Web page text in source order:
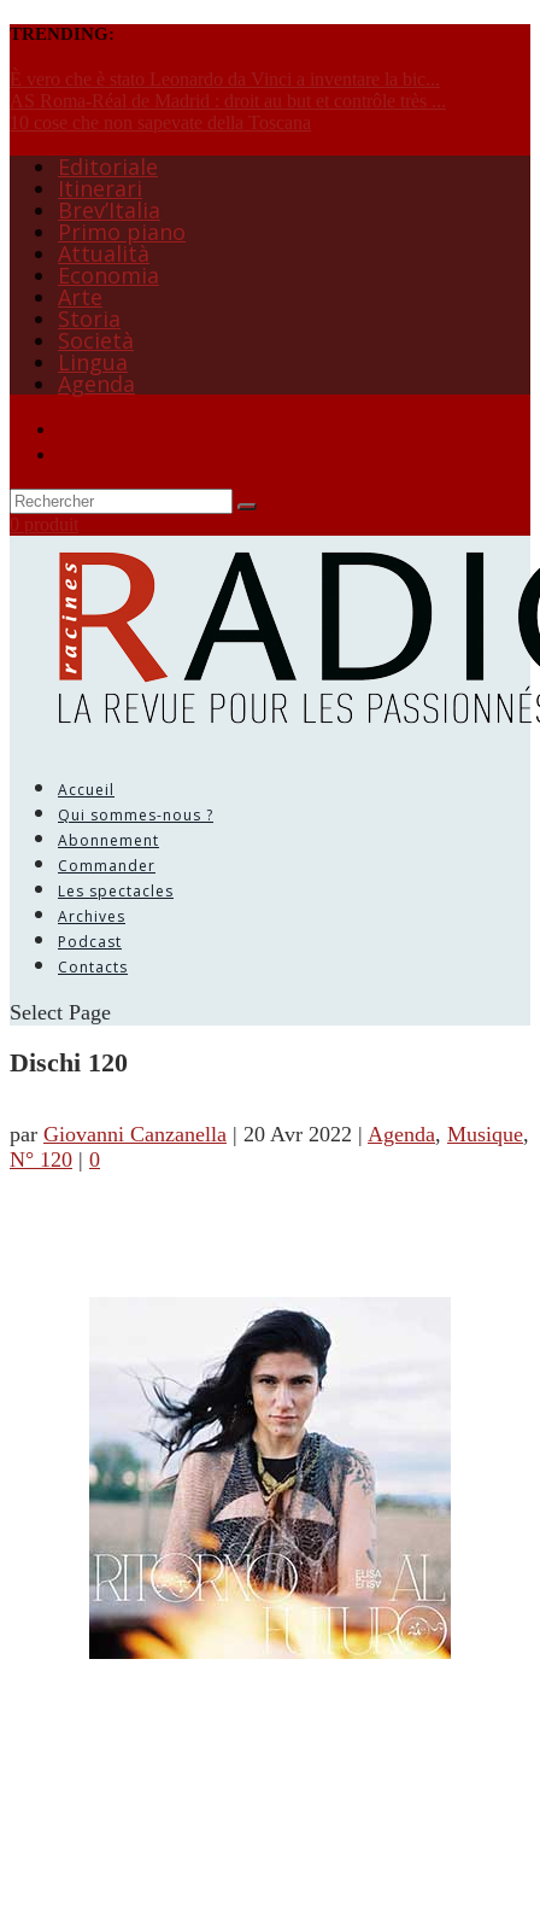
TRENDING:
È vero che è stato Leonardo da Vinci a inventare la bic...
AS Roma-Réal de Madrid : droit au but et contrôle très ...
10 cose che non sapevate della Toscana
Editoriale
Itinerari
Brev’Italia
Primo piano
Attualità
Economia
Arte
Storia
Società
Lingua
Agenda
0 produit
Accueil
Qui sommes-nous ?
Abonnement
Commander
Les spectacles
Archives
Podcast
Contacts
Select Page
Dischi 120
par Giovanni Canzanella | 20 Avr 2022 | Agenda, Musique,
N° 120 | 0